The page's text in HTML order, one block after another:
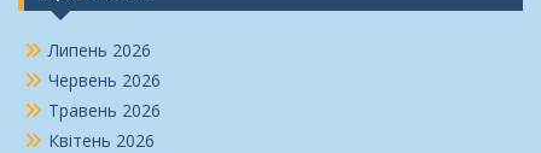
Липень 2026
Червень 2026
Травень 2026
Квітень 2026